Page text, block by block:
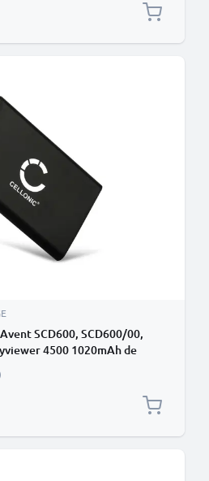
SCD600, SCD600/00,
4500 1020mAh de